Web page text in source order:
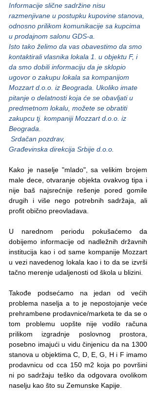
Informacije slične sadržine nisu
razmenjivane u postupku kupovine stanova,
odnosno prilikom komunikacije sa kupcima
u prodajnom salonu GDS-a.
Isto tako želimo da vas obavestimo da smo
kontaktirali vlasnika lokala 1. u objektu F, i
da smo dobili informaciju da je sklopio
ugovor o zakupu lokala sa kompanijom
Mozzart d.o.o. iz Beograda. Ukoliko imate
pitanje o delatnosti koja će se obavljati u
predmetnom lokalu, možete se obratiti
zakupcu tj. kompaniji Mozzart d.o.o. iz
Beograda.
Srdačan pozdrav,
Građevinska direkcija Srbije d.o.o.
Kako je naselje "mlado", sa velikim brojem
male dece, otvaranje objekta ovakvog tipa i
nije baš najsrećnije rešenje pored gomile
drugih i više nego potrebnih sadržaja, ali
profit obično preovladava.
U narednom periodu pokušaćemo da
dobijemo informacije od nadležnih državnih
institucija kao i od same kompanije Mozzart
u vezi navedenog lokala kao i to da se izvrši
tačno merenje udaljenosti od škola u blizini.
Takođe podsećamo na jedan od većih
problema naselja a to je nepostojanje veće
prehrambene prodavnice/marketa te da se o
tom problemu uopšte nije vodilo računa
prilikom izgradnje poslovnog prostora,
posebno imajući u vidu činjenicu da na 1300
stanova u objektima C, D, E, G, H i F imamo
prodavnicu od cca 150 m2 koja po površini
ni po sadržaju teško da odgovara ovolikom
naselju kao što su Zemunske Kapije.